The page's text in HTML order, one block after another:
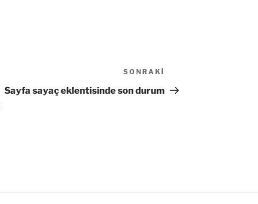
Yazı
SONRAKI
Sayfa sayaç eklentisinde son durum